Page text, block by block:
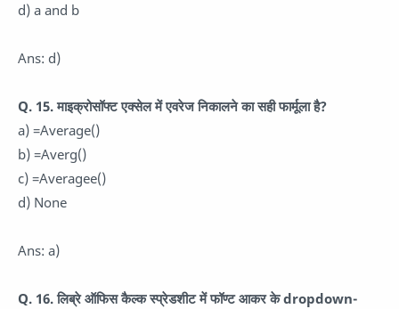
d) a and b
Ans: d)
Q. 15. माइक्रोसॉफ्ट एक्सेल में एवरेज निकालने का सही फार्मूला है?
a) =Average()
b) =Averg()
c) =Averagee()
d) None
Ans: a)
Q. 16. लिब्रे ऑफिस कैल्क स्प्रेडशीट में फॉण्ट आकर के dropdown-